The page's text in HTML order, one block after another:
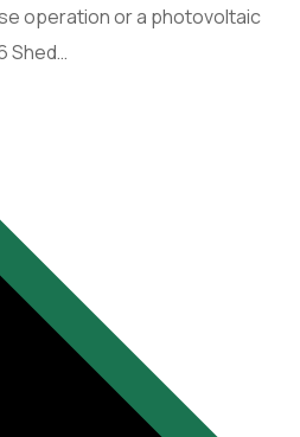
operation or a photovoltaic
Shed…